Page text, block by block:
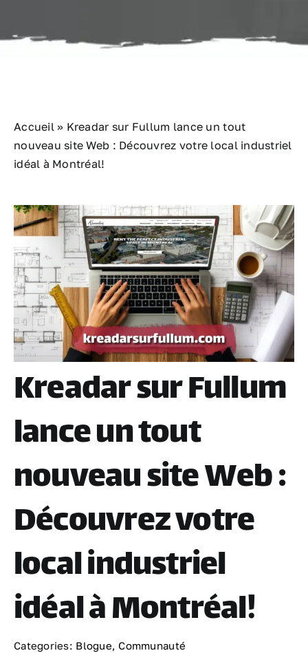
Accueil» Kreadar sur Fullum lance un tout
nouveau site Web : Découvrez votre local industriel
idéal à Montréal!
Kreadar sur Fullum
lance un tout
nouveau site Web :
Découvrez votre
local industriel
idéal à Montréal!
Categories: Blogue, Communauté